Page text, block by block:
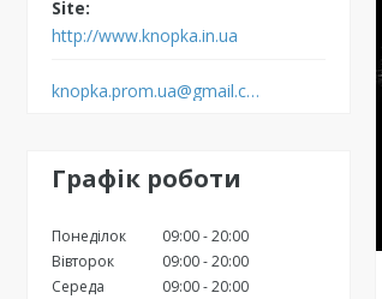
http://www.knopka.in.ua
knopka.prom.ua@gmail.com
Графік роботи
Понеділок 09:00 20:00
Вівторок
09:00 20:00
Середа
09:00 20:00